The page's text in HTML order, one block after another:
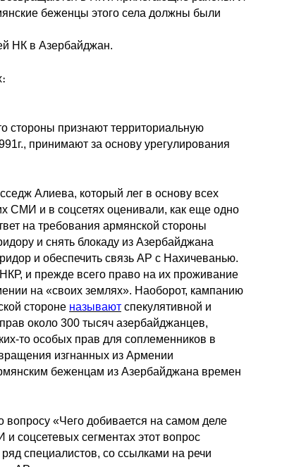
беженцы этого села должны были
НК в Азербайджан.
стороны признают территориальную
принимают за основу урегулирования
Алиева, который лег в основу всех
СМИ и в соцсетях оценивали, как еще одно
на требования армянской стороны
и снять блокаду из Азербайджана
и обеспечить связь АР с Нахичеванью.
и прежде всего право на их проживание
на «своих землях». Наоборот, кампанию
стороне называют спекулятивной и
около 300 тысяч азербайджанцев,
то особых прав для соплеменников в
изгнанных из Армении
беженцам из Азербайджана времен
вопросу «Чего добивается на самом деле
соцсетевых сегментах этот вопрос
специалистов, со ссылками на речи